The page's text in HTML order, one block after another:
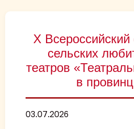
X
сельских
театров
в
03.07.2026